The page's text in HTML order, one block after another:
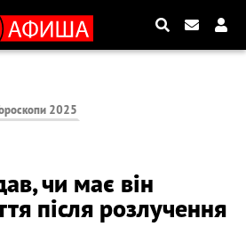
2025
чи має він
після розлучення